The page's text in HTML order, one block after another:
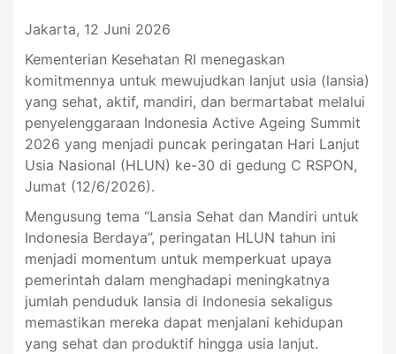
Jakarta, 12 Juni 2026
Kementerian Kesehatan RI menegaskan
komitmennya untuk mewujudkan lanjut usia (lansia)
yang sehat, aktif, mandiri, dan bermartabat melalui
penyelenggaraan Indonesia Active Ageing Summit
2026 yang menjadi puncak peringatan Hari Lanjut
Usia Nasional (HLUN) ke-30 di gedung C RSPON,
Jumat (12/6/2026).
Mengusung tema “Lansia Sehat dan Mandiri untuk
Indonesia Berdaya”, peringatan HLUN tahun ini
menjadi momentum untuk memperkuat upaya
pemerintah dalam menghadapi meningkatnya
jumlah penduduk lansia di Indonesia sekaligus
memastikan mereka dapat menjalani kehidupan
yang sehat dan produktif hingga usia lanjut.